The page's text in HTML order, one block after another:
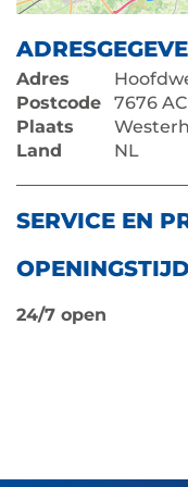
Adres
Postcode
7676 AC
Plaats
Land
NL
SERVICE EN
24/7 open